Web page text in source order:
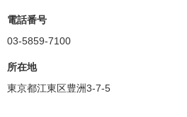
電話番号
03-5859-7100
所在地
東京都江東区豊洲3-7-5